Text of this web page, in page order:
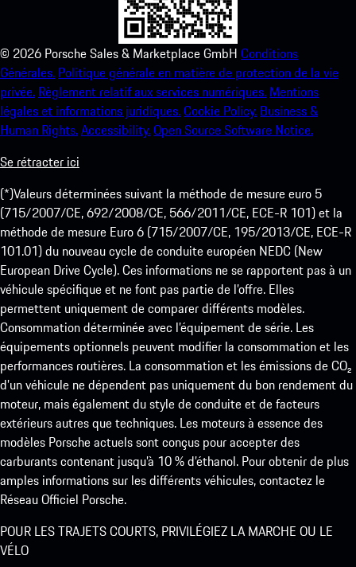
© 2026 Porsche Sales & Marketplace GmbH Conditions
Générales. Politique générale en matière de protection de la vie
privée. Règlement relatif aux services numériques. Mentions
légales et informations juridiques.Cookie Policy. Business &
Human Rights.Accessibility.Open Source Software Notice.
Se rétracter ici
(*)Valeurs déterminées suivant la méthode de mesure euro 5
(715/2007/CE, 692/2008/CE, 566/2011/CE, ECE-R 101) et la
méthode de mesure Euro 6 (715/2007/CE, 195/2013/CE, ECE-R
101.01) du nouveau cycle de conduite européen NEDC (New
European Drive Cycle). Ces informations ne se rapportent pas à un
véhicule spécifique et ne font pas partie de l’offre. Elles
permettent uniquement de comparer différents modèles.
Consommation déterminée avec l’équipement de série. Les
équipements optionnels peuvent modifier la consommation et les
performances routières. La consommation et les émissions de CO₂
d’un véhicule ne dépendent pas uniquement du bon rendement du
moteur, mais également du style de conduite et de facteurs
extérieurs autres que techniques. Les moteurs à essence des
modèles Porsche actuels sont conçus pour accepter des
carburants contenant jusqu’à 10 % d’éthanol. Pour obtenir de plus
amples informations sur les différents véhicules, contactez le
Réseau Officiel Porsche.
POUR LES TRAJETS COURTS, PRIVILÉGIEZ LA MARCHE OU LE
VÉLO